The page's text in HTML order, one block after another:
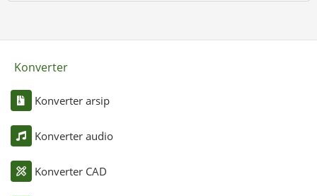
Konverter
Konverter arsip
Konverter audio
Konverter CAD